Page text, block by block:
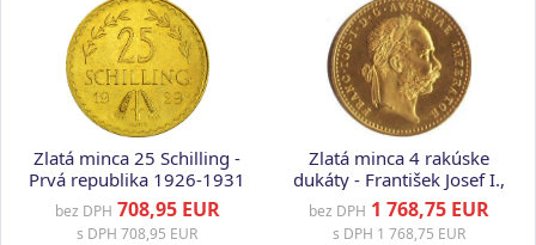
Zlatá minca 25 Schilling -
Prvá republika 1926-1931
bez DPH 708,95 EUR
s DPH 708,95 EUR
Zlatá minca 4 rakúske
dukáty - František Josef I.,
1915
bez DPH 1 768,75 EUR
s DPH 1 768,75 EUR